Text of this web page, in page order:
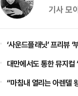
기사 모
‘사운드플래닛’ 프리뷰
대만에서도 통한 뮤지
“마침내 열리는 아렌델